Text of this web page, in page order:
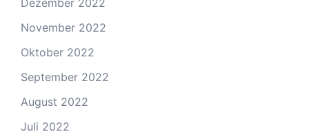
November 2022
Oktober 2022
September 2022
August 2022
Juli 2022